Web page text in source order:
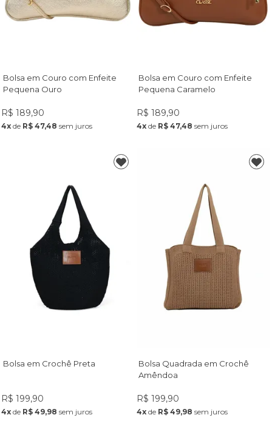
Bolsa em Couro com Enfeite
Pequena Ouro
R$ 189,90
4xde R$ 47,48 sem juros
Bolsa em Couro com Enfeite
Pequena Caramelo
R$ 189,90
4x de R$ 47,48 sem juros
Bolsa em Crochê Preta
R$ 199,90
4xde R$ 49,98 sem juros
Bolsa Quadrada em Crochê
Amêndoa
R$ 199,90
4x de R$ 49,98 sem juros